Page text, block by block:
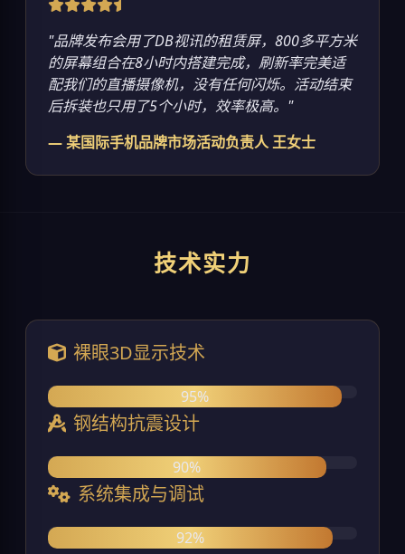
"品牌发布会用了DB视讯的租赁屏，800多平方米
的屏幕组合在8小时内搭建完成，刷新率完美适
配我们的直播摄像机，没有任何闪烁。活动结束
后拆装也只用了5个小时，效率极高。"
— 某国际手机品牌市场活动负责人 王女士
技术实力
裸眼3D显示技术
95%
钢结构抗震设计
90%
系统集成与调试
92%